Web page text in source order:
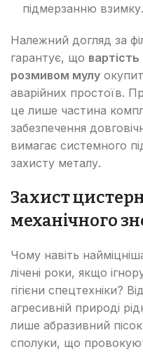
підмерзанню взимку.
Належний догляд за
гарантує, що
розмивом мулу
аварійних простоїв.
це лише частина
забезпечення
вимагає системного
захисту металу.
Захист
механічного
Чому навіть
лічені роки, якщо
гігієни спецтехніки?
агресивній природі
лише абразивний
сполуки, що